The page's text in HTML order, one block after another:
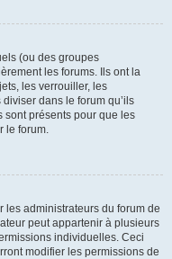
(ou des groupes
les forums. Ils ont la
les verrouiller, les
dans le forum qu’ils
sont présents pour que les
le forum.
les administrateurs du forum de
peut appartenir à plusieurs
individuelles. Ceci
modifier les permissions de